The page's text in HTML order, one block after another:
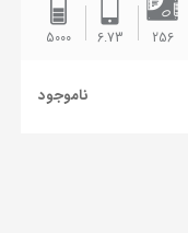
256
6.73
5000
ناموجود